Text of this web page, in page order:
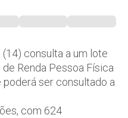
consulta a um lote
Renda Pessoa Física
poderá ser consultado a
com 624